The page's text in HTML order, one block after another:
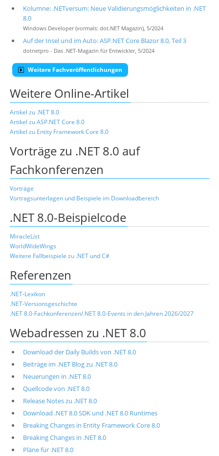
Kolumne: .NETversum: Neue Validierungsmöglichkeiten in .NET
8.0
Windows Developer (vormals: dot.NET Magazin), 5/2024
Auf der Insel und im Auto: ASP.NET Core Blazor 8.0, Teil 3
dotnetpro - Das .NET-Magazin für Entwickler, 5/2024
Weitere Fachveröffentlichungen
Weitere Online-Artikel
Artikel zu .NET 8.0
Artikel zu ASP.NET Core 8.0
Artikel zu Entity Framework Core 8.0
Vorträge zu .NET 8.0 auf
Fachkonferenzen
Vorträge
Vortragsunterlagen und Beispiele im Downloadbereich
.NET 8.0-Beispielcode
MiracleList
WorldWideWings
Weitere Fallbeispiele zu .NET und C#
Referenzen
.NET-Lexikon
.NET-Versionsgeschichte
.NET 8.0-Fachkonferenzen/.NET 8.0-Events in den Jahren 2026/2027
Webadressen zu .NET 8.0
Download der Daily Builds von .NET 8.0
Beiträge im .NET Blog zu .NET 8.0
Neuerungen in .NET 8.0
Quellcode von .NET 8.0
Release Notes zu .NET 8.0
Download .NET 8.0 SDK und .NET 8.0 Runtimes
Breaking Changes in Entity Framework Core 8.0
Breaking Changes in .NET 8.0
Pläne für .NET 8.0